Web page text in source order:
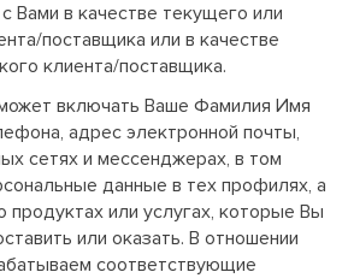
Вами в качестве текущего или
поставщика или в качестве
клиента/поставщика.
включать Ваше Фамилия Имя
адрес электронной почты,
сетях и мессенджерах, в том
данные в тех профилях, а
или услугах, которые Вы
или оказать. В отношении
соответствующие